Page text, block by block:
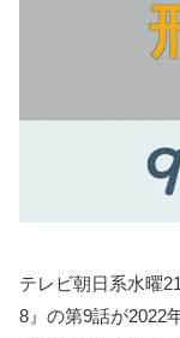
テレビ朝日系水曜
8』の第9話が2022